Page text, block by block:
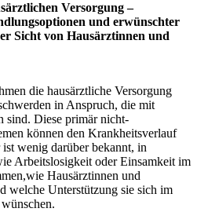
Versorgung –
und erwünschter
Sicht von Hausärztinnen und
die hausärztliche Versorgung
in Anspruch, die mit
sind. Diese primär nicht-
können den Krankheitsverlauf
wenig darüber bekannt, in
Arbeitslosigkeit oder Einsamkeit im
Hausärztinnen und
welche Unterstützung sie sich im